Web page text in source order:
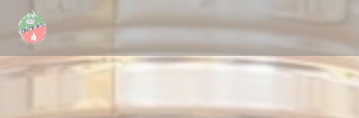
Панель управления cookies